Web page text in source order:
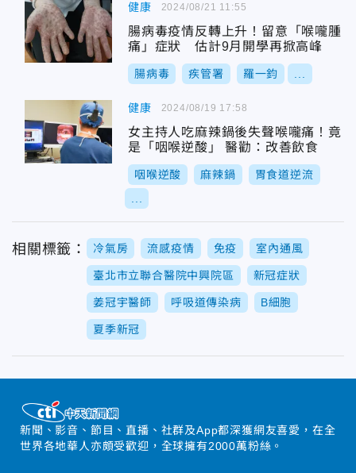
健康
腸病毒疫情反轉上升！留意「喉嚨腫
痛」症狀 估計9月開學再掀高峰
腸病毒 疾管署 羅一鈞
2024/08/21 11:55
健康
女主持人吃麻辣鍋後失聲喉嚨痛！竟
是「咽喉逆酸」 醫勸：改善飲食
咽喉逆酸 麻辣鍋 胃食道逆流
2024/08/19 17:58
相關標籤： 冷氣房 流感疫情 免疫 室內通風
臺北市立聯合醫院中興院區 新冠症狀
姜冠宇醫師 呼吸道傳染病 B細胞
夏季新冠
新聞、影音、節目、直播、社群及App都深獲網友喜愛，在全
世界各地華人亦頗受歡迎，全球擁有2000萬粉絲。